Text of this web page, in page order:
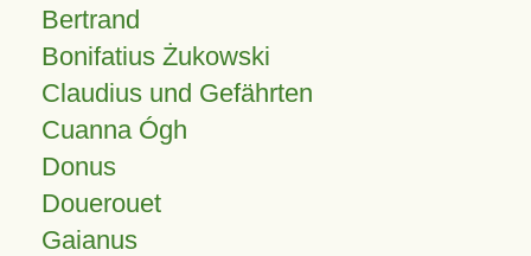
Bertrand
Bonifatius Żukowski
Claudius und Gefährten
Cuanna Ógh
Donus
Douerouet
Gaianus